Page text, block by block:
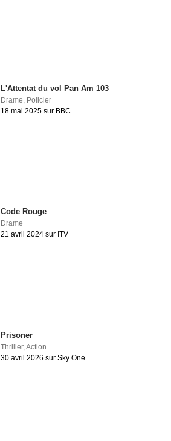
L'Attentat du vol Pan Am 103
Drame, Policier
18 mai 2025 sur BBC
Code Rouge
Drame
21 avril 2024 sur ITV
Prisoner
Thriller,Action
30 avril 2026 sur Sky One